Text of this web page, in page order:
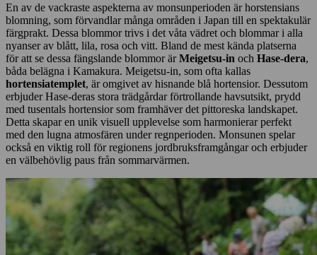
En av de vackraste aspekterna av monsunperioden är horstensians
blomning, som förvandlar många områden i Japan till en spektakulär
färgprakt. Dessa blommor trivs i det våta vädret och blommar i alla
nyanser av blått, lila, rosa och vitt. Bland de mest kända platserna
för att se dessa fängslande blommor ärMeigetsu-in och Hase-dera,
båda belägna i Kamakura. Meigetsu-in, som ofta kallas
hortensiatemplet, är omgivet av hisnande blå hortensior. Dessutom
erbjuder Hase-deras stora trädgårdar förtrollande havsutsikt, prydd
med tusentals hortensior som framhäver det pittoreska landskapet.
Detta skapar en unik visuell upplevelse som harmonierar perfekt
med den lugna atmosfären under regnperioden. Monsunen spelar
också en viktig roll för regionens jordbruksframgångar och erbjuder
en välbehövlig paus från sommarvärmen.